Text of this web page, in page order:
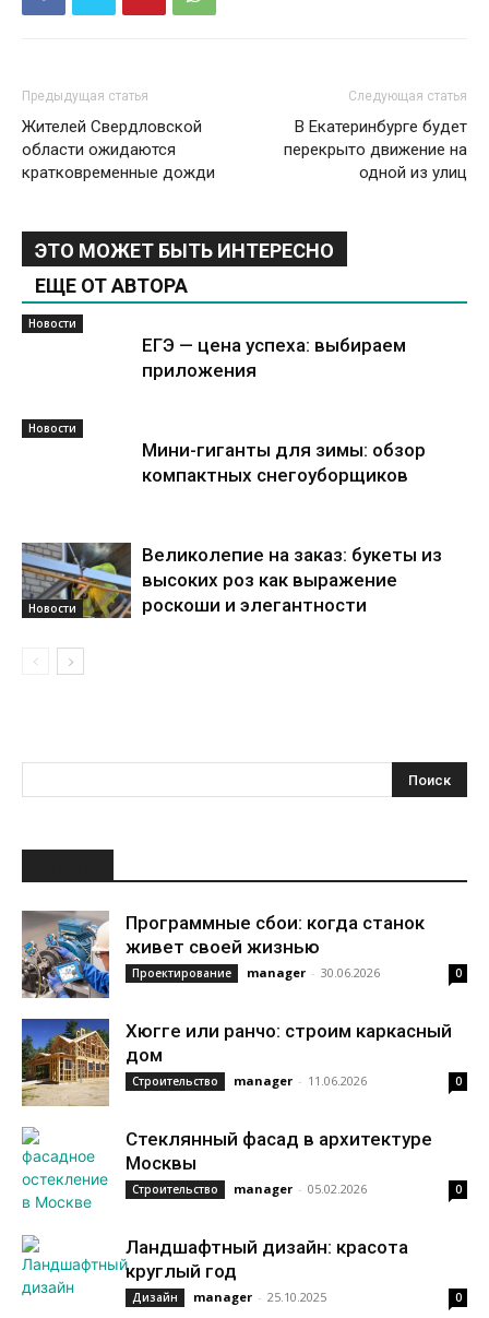
Предыдущая статья
Жителей Свердловской
области ожидаются
кратковременные дожди
Следующая статья
В Екатеринбурге будет
перекрыто движение на
одной из улиц
ЭТО МОЖЕТ БЫТЬ ИНТЕРЕСНО
ЕЩЕ ОТ АВТОРА
Новости
ЕГЭ — цена успеха: выбираем
приложения
Новости
Мини-гиганты для зимы: обзор
компактных снегоуборщиков
Новости
Великолепие на заказ: букеты из
высоких роз как выражение
роскоши и элегантности
Программные сбои: когда станок
живет своей жизнью
Проектирование manager - 30.06.2026 0
Хюгге или ранчо: строим каркасный
дом
Строительство manager - 11.06.2026 0
Стеклянный фасад в архитектуре
Москвы
Строительство manager - 05.02.2026 0
Ландшафтный дизайн: красота
круглый год
Дизайн manager - 25.10.2025 0